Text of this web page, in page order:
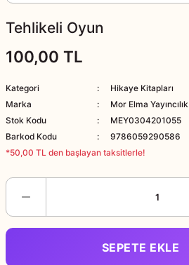
Tehlikeli Oyun
100,00 TL
Kategori
Hikaye Kitapları
Marka
Mor Elma Yayıncılık
Stok Kodu
MEY0304201055
Barkod Kodu
9786059290586
*50,00 TL den başlayan taksitlerle!
SEPETE EKLE